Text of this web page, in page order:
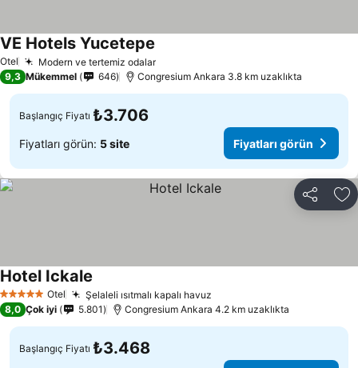
Otel Modern ve tertemiz odalar
VE Hotels Yucetepe
9,3 Mükemmel 646 Congresium Ankara 3.8 km uzaklıkta
Başlangıç Fiyatı ₺3.706
Fiyatları görün: 5 site Fiyatları görün
Paylaş
5 Yıldız Otel Şelaleli ısıtmalı kapalı havuz
Hotel Ickale
8,0 Çok iyi 5.801 Congresium Ankara 4.2 km uzaklıkta
Başlangıç Fiyatı ₺3.468